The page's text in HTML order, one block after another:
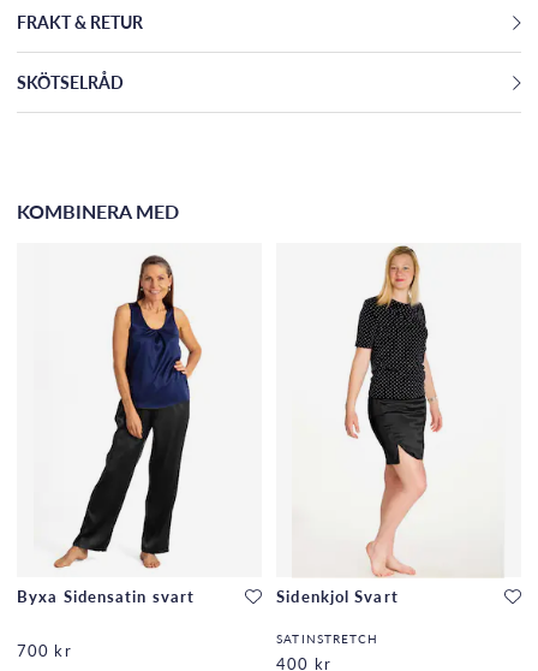
FRAKT & RETUR
SKÖTSELRÅD
KOMBINERA MED
Byxa Sidensatin svart
700 kr
Sidenkjol Svart
SATINSTRETCH
400 kr